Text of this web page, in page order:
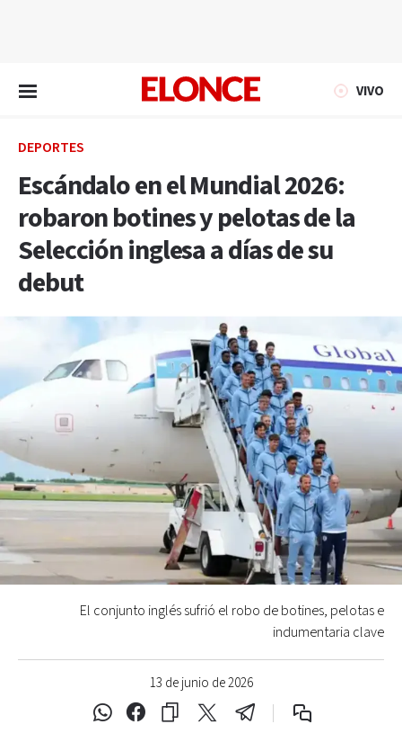
VIVO
DEPORTES
Escándalo en el Mundial 2026:
robaron botines y pelotas de la
Selección inglesa a días de su
debut
13 de junio de 2026
El conjunto inglés sufrió el robo de botines, pelotas e
indumentaria clave